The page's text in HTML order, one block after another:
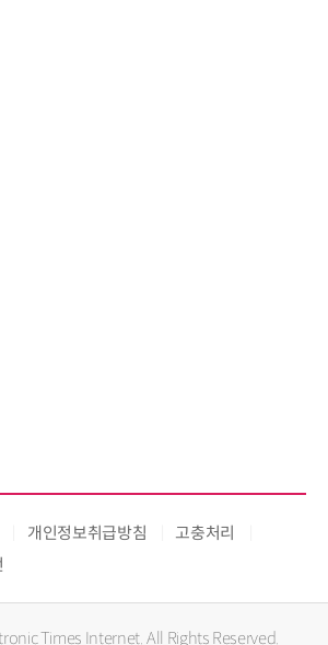
개인정보취급방침
고충처리
Times Internet. All Rights Reserved.